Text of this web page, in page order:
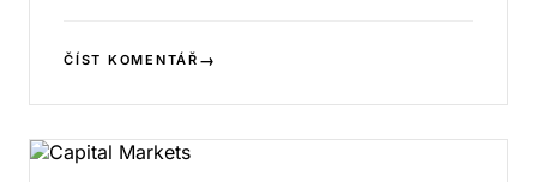
ČÍST KOMENTÁŘ →